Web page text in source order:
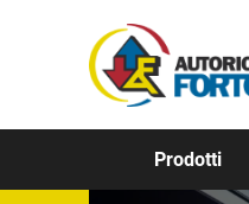
Prodotti